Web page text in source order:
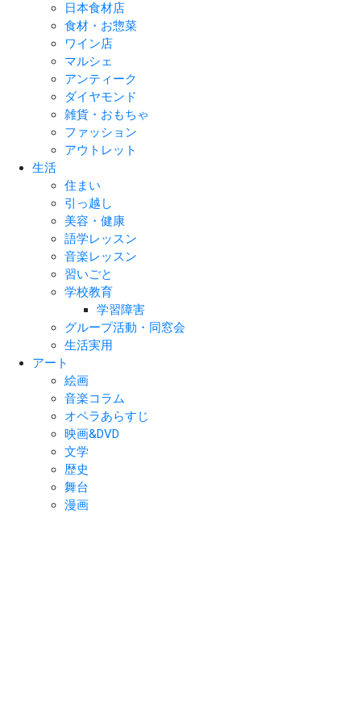
日本食材店
食材・お惣菜
ワイン店
マルシェ
アンティーク
ダイヤモンド
雑貨・おもちゃ
ファッション
アウトレット
生活
住まい
引っ越し
美容・健康
語学レッスン
音楽レッスン
習いごと
学校教育
学習障害
グループ活動・同窓会
生活実用
アート
絵画
音楽コラム
オペラあらすじ
映画&DVD
文学
歴史
舞台
漫画